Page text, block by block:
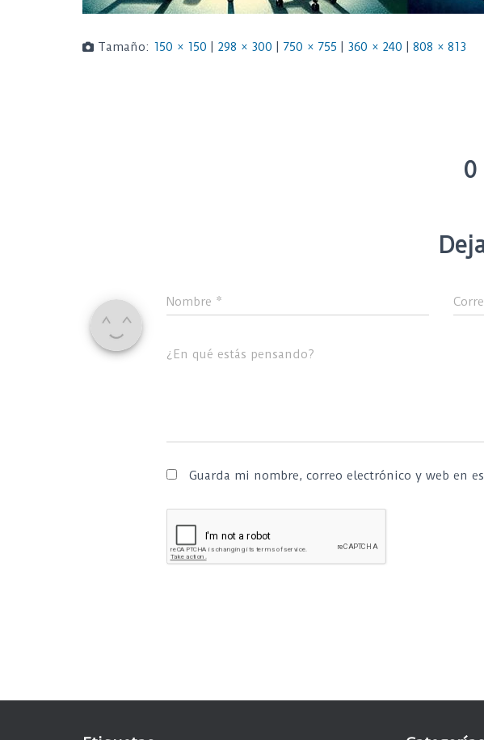
Tamaño: 150 × 150 298 × 300 750 × 755 360 × 240 808 × 813
0
Nombre *
¿En qué estás pensando?
Guarda mi nombre, correo electrónico y web en